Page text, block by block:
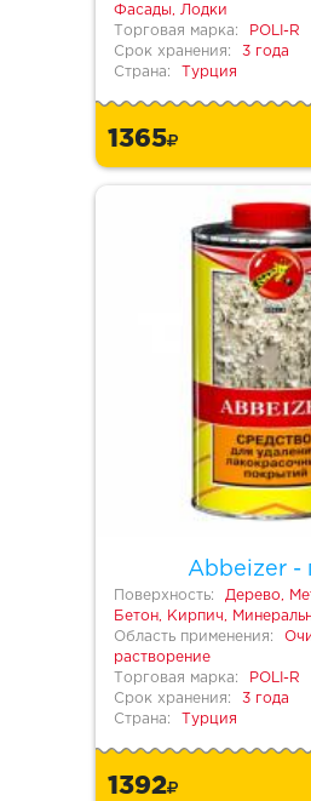
Фасады, Лодки
Торговая марка:
POLI-R
Срок хранения:
3 года
Страна:
Турция
1365
Abbeizer -
Поверхность:
Дерево,
Бетон, Кирпич,
Область применения:
растворение
Торговая марка:
POLI-R
Срок хранения:
3 года
Страна:
Турция
1392